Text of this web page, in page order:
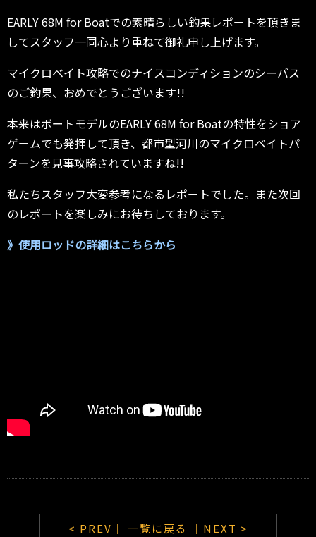
EARLY 68M for Boatでの素晴らしい釣果レポートを頂きま
してスタッフ一同心より重ねて御礼申し上げます。
マイクロベイト攻略でのナイスコンディションのシーバス
のご釣果、おめでとうございます!!
本来はボートモデルのEARLY 68M for Boatの特性をショア
ゲームでも発揮して頂き、都市型河川のマイクロベイトパ
ターンを見事攻略されていますね!!
私たちスタッフ大変参考になるレポートでした。また次回
のレポートを楽しみにお待ちしております。
》使用ロッドの詳細はこちらから
< PREV｜ 一覧に戻る ｜NEXT >